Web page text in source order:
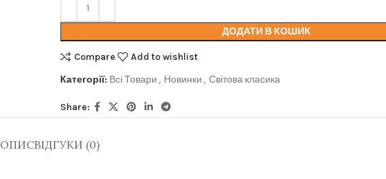
ДОДАТИ В КОШИК
Compare
Add to wishlist
Категорії: Всі Товари , Новинки , Світова класика
Share:
ОПИСВІДГУКИ (0)